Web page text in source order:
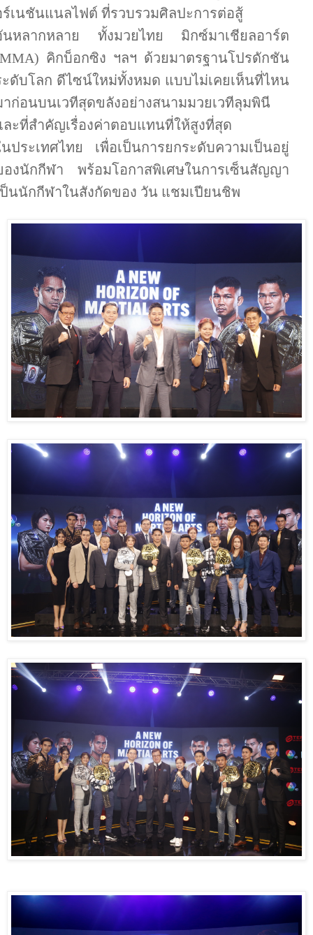
ร์เนชันแนลไฟต์ ที่รวบรวมศิลปะการต่อสู้
นหลากหลาย ทั้งมวยไทย มิกซ์มาเชียลอาร์ต
MMA) คิกบ็อกซิง ฯลฯ ด้วยมาตรฐานโปรดักชัน
ะดับโลก ดีไซน์ใหม่ทั้งหมด แบบไม่เคยเห็นที่ไหน
าก่อนบนเวทีสุดขลังอย่างสนามมวยเวทีลุมพินี
ละที่สำคัญเรื่องค่าตอบแทนที่ให้สูงที่สุด
นประเทศไทย เพื่อเป็นการยกระดับความเป็นอยู่
องนักกีฬา พร้อมโอกาสพิเศษในการเซ็นสัญญา
ป็นนักกีฬาในสังกัดของ วัน แชมเปียนชิพ